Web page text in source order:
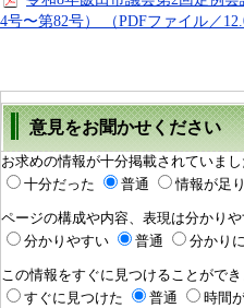
4号〜第82号） （PDFファイル／
意見をお聞かせください
お求めの情報が十分掲載されていまし
十分だった
普通 情報が足
ページの構成や内容、表現は分かり
分かりやすい
普通 分かり
この情報をすぐに見つけることができ
すぐに見つけた
普通 時間